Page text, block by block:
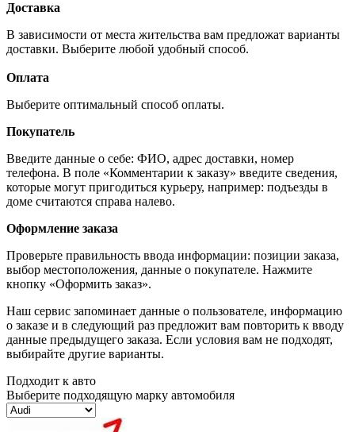
Доставка
В зависимости от места жительства вам предложат варианты
доставки. Выберите любой удобный способ.
Оплата
Выберите оптимальный способ оплаты.
Покупатель
Введите данные о себе: ФИО, адрес доставки, номер
телефона. В поле «Комментарии к заказу» введите сведения,
которые могут пригодиться курьеру, например: подъезды в
доме считаются справа налево.
Оформление заказа
Проверьте правильность ввода информации: позиции заказа,
выбор местоположения, данные о покупателе. Нажмите
кнопку «Оформить заказ».
Наш сервис запоминает данные о пользователе, информацию
о заказе и в следующий раз предложит вам повторить к вводу
данные предыдущего заказа. Если условия вам не подходят,
выбирайте другие варианты.
Подходит к авто
Выберите подходящую марку автомобиля